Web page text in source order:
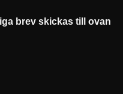
brev skickas till ovan